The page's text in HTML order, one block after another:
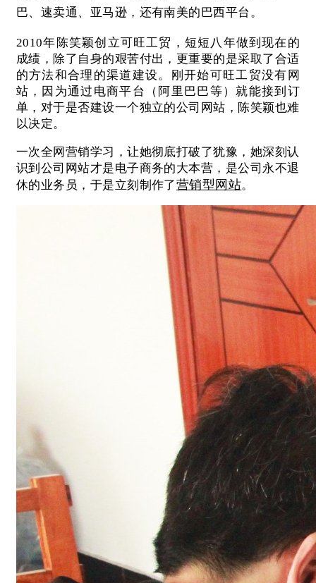
巴、速卖通、亚马逊，还有南美的巴西平台。
2010年陈笑颖创立可旺工贸，短短八年做到现在的
成绩，除了自身的艰苦付出， 更重要的是采取了合适
的方法和合理的渠道建设。刚开始可旺工贸没有网
站，因为通过电商平台（阿里巴巴等）就能接到订
单，对于是否建设一个独立的公司网站，陈笑颖也难
以决定。
一次全网营销学习，让她彻底打破了犹豫，她深刻认
识到公司网站才是电子商务的大本营，是公司永不退
休的业务员，于是立刻制作了营销型网站。